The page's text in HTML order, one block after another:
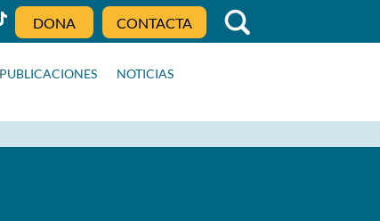
DONA CONTACTA
PUBLICACIONES
NOTICIAS